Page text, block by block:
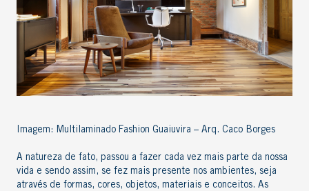
Imagem: Multilaminado Fashion Guaiuvira – Arq. Caco Borges
A natureza de fato, passou a fazer cada vez mais parte da nossa
vida e sendo assim, se fez mais presente nos ambientes, seja
através de formas, cores, objetos, materiais e conceitos. As